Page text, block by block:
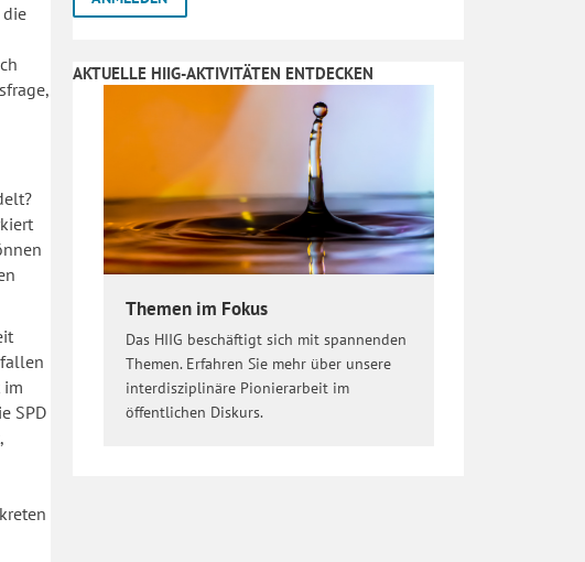
im
SPD
AKTUELLE HIIG-AKTIVITÄTEN ENTDECKEN
Themen im Fokus
Das HIIG beschäftigt sich mit spannenden
Themen. Erfahren Sie mehr über unsere
interdisziplinäre Pionierarbeit im
öffentlichen Diskurs.